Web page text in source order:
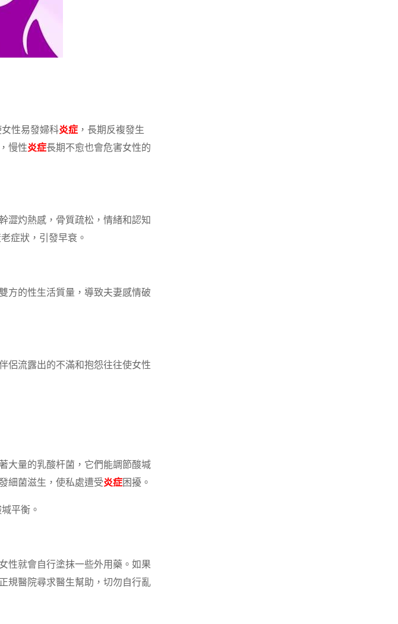
性易發婦科炎症 ，長期反複發生
慢性炎症長期不愈也會危害女性的
澀灼熱感，骨質疏松，情緒和認知
症狀，引發早衰。
方的性生活質量，導致夫妻感情破
侶流露出的不滿和抱怨往往使女性
大量的乳酸杆菌，它們能調節酸堿
細菌滋生，使私處遭受炎症困擾。
平衡。
性就會自行塗抹一些外用藥。如果
規醫院尋求醫生幫助，切勿自行亂